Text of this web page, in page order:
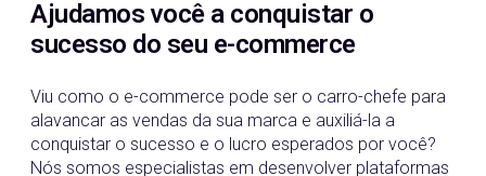
Ajudamos você a conquistar o
sucesso do seu e-commerce
Viu como o e-commerce pode ser o carro-chefe para
alavancar as vendas da sua marca e auxiliá-la a
conquistar o sucesso e o lucro esperados por você?
Nós somos especialistas em desenvolver plataformas